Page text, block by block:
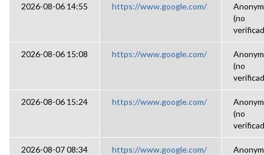
2026-08-06 14:55 https://www.google.com/
(no
2026-08-06 15:08 https://www.google.com/
(no
2026-08-06 15:24 https://www.google.com/
(no
2026-08-07 08:34 https://www.google.com/